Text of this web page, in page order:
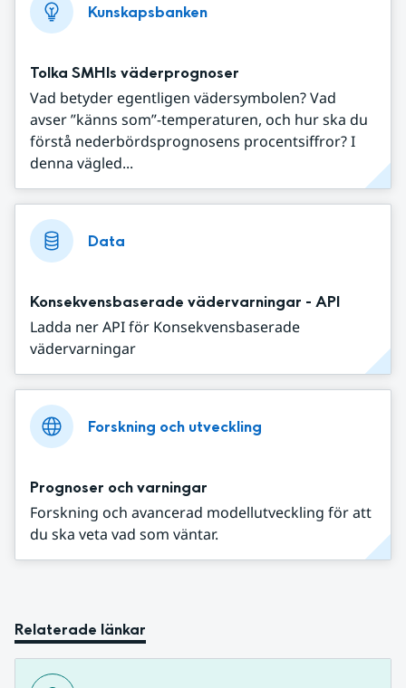
Kunskapsbanken
Tolka SMHIs väderprognoser
Vad betyder egentligen vädersymbolen? Vad
avser ”känns som”-temperaturen, och hur ska du
förstå nederbördsprognosens procentsiffror? I
denna vägled...
Data
Konsekvensbaserade vädervarningar - API
Ladda ner API för Konsekvensbaserade
vädervarningar
Forskning och utveckling
Prognoser och varningar
Forskning och avancerad modellutveckling för att
du ska veta vad som väntar.
Relaterade länkar